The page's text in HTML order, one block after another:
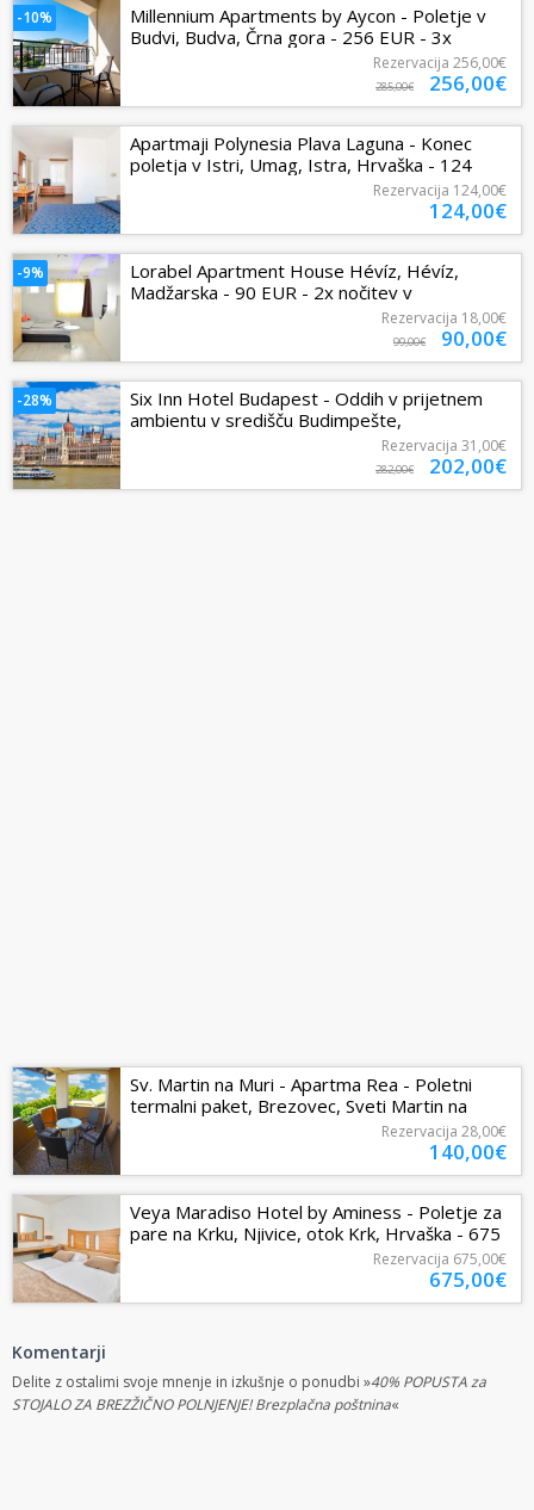
-10%
Millennium Apartments by Aycon - Poletje v
Budvi, Budva, Črna gora - 256 EUR - 3x
nočitev v dvoposteljni Superior...Rezervacija 256,00€
285,00€ 256,00€
Apartmaji Polynesia Plava Laguna - Konec
poletja v Istri, Umag, Istra, Hrvaška - 124
Rezervacija 124,00€
124,00€
-9%
Lorabel Apartment House Hévíz, Hévíz,
Madžarska - 90 EUR - 2x nočitev v
apartmaju za 2 osebi, Kava in čajRezervacija 18,00€
99,00€ 90,00€
-28%
Six Inn Hotel Budapest - Oddih v prijetnem
ambientu v središču Budimpešte,
Budimpešta, Madžarska - 202 EUR - 3x...
Rezervacija 31,00€
282,00€ 202,00€
Sv. Martin na Muri - Apartma Rea - Poletni
termalni paket, Brezovec, Sveti Martin na
Rezervacija 28,00€
140,00€
Veya Maradiso Hotel by Aminess - Poletje za
pare na Krku, Njivice, otok Krk, Hrvaška - 675
Rezervacija 675,00€
675,00€
Komentarji
Delite z ostalimi svoje mnenje in izkušnje o ponudbi »40% POPUSTA za
STOJALO ZA BREZŽIČNO POLNJENJE! Brezplačna poštnina«